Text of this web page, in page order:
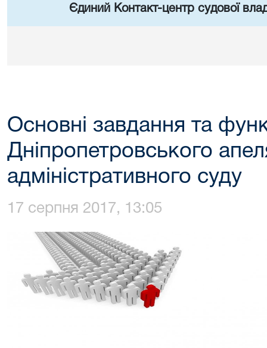
Єдиний Контакт-центр судової
Основні завдання та
Дніпропетровського
адміністративного суду
17 серпня 2017, 13:05